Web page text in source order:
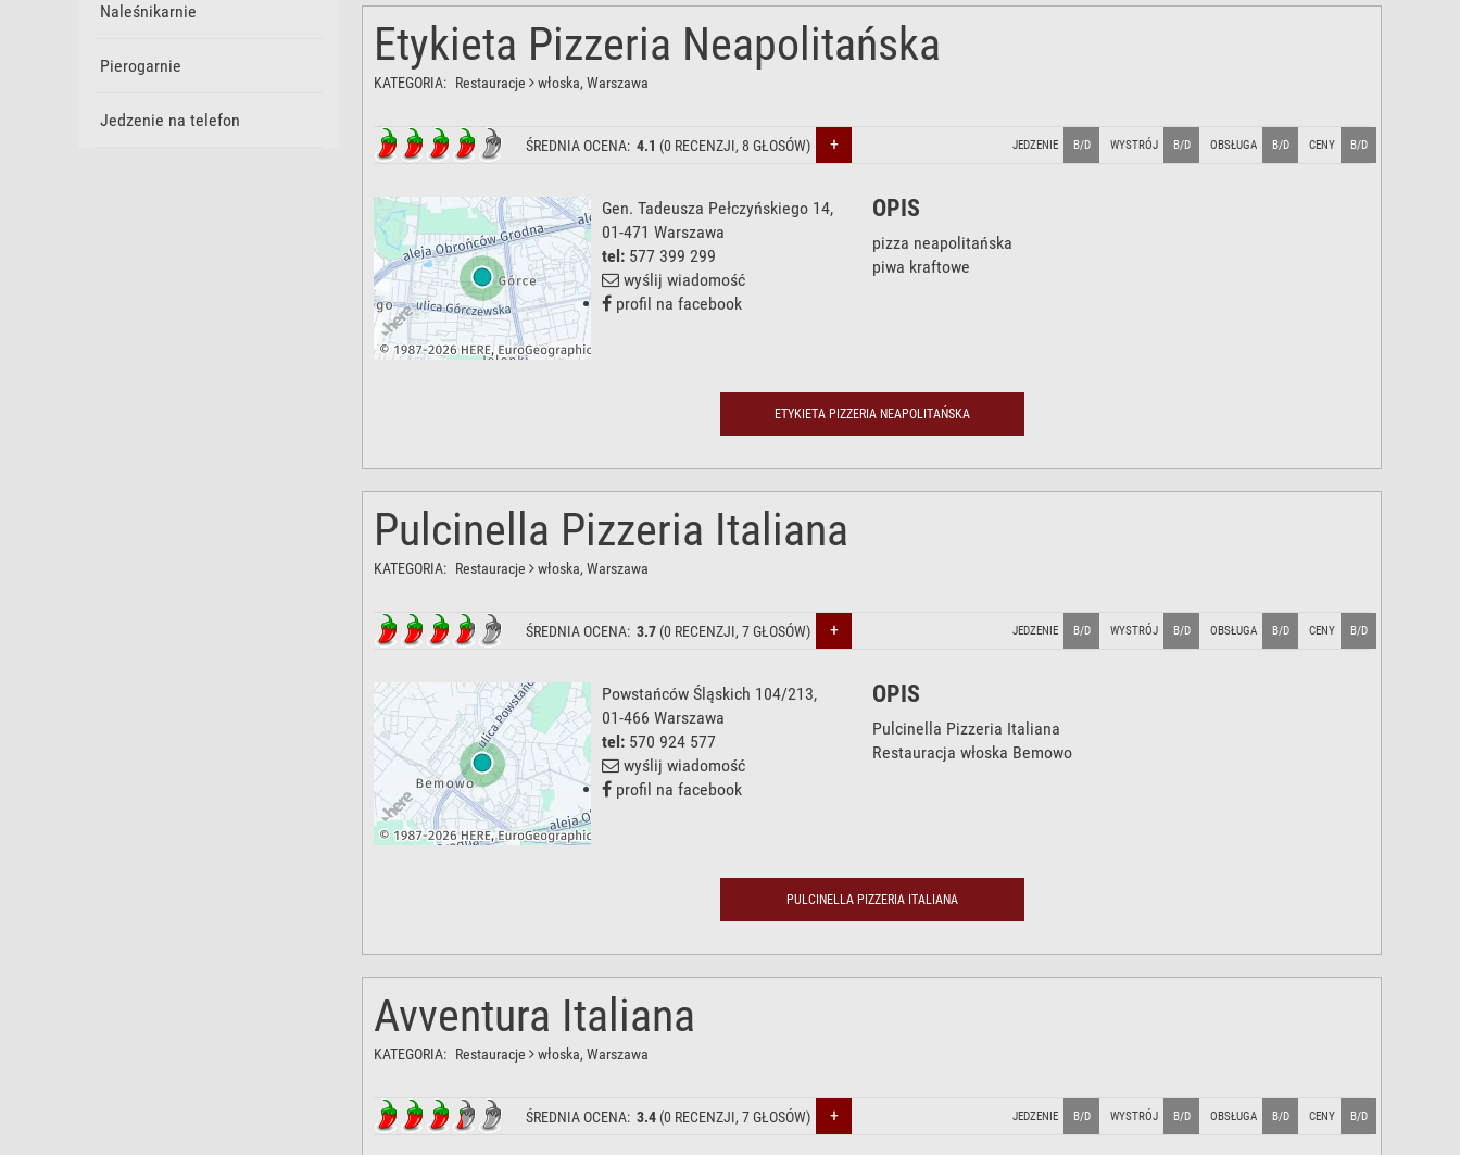
Naleśnikarnie
Pierogarnie
Jedzenie na telefon
Etykieta Pizzeria Neapolitańska
KATEGORIA: Restauracje włoska, Warszawa
ŚREDNIA OCENA: 4.1 (0 RECENZJI, 8 GŁOSÓW) + JEDZENIE B/D WYSTRÓJ B/D OBSŁUGA B/D CENY B/D
Gen. Tadeusza Pełczyńskiego 14,
01-471 Warszawa
tel: 577 399 299
wyślij wiadomość
profil na facebook
OPIS
pizza neapolitańska
piwa kraftowe
ETYKIETA PIZZERIA NEAPOLITAŃSKA
Pulcinella Pizzeria Italiana
KATEGORIA: Restauracje włoska, Warszawa
ŚREDNIA OCENA: 3.7 (0 RECENZJI, 7GŁOSÓW) + JEDZENIE B/D WYSTRÓJ B/D OBSŁUGA B/D CENY B/D
Powstańców Śląskich 104/213,
01-466 Warszawa
tel: 570 924 577
wyślij wiadomość
profil na facebook
OPIS
Pulcinella Pizzeria Italiana
Restauracja włoska Bemowo
PULCINELLA PIZZERIA ITALIANA
Avventura Italiana
KATEGORIA: Restauracje włoska, Warszawa
ŚREDNIA OCENA: 3.4 (0 RECENZJI, 7GŁOSÓW) + JEDZENIE B/D WYSTRÓJ B/D OBSŁUGA B/D CENY B/D